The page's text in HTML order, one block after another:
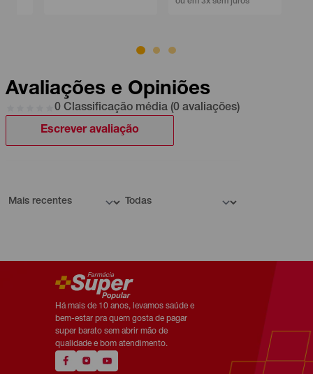
Avaliações e Opiniões
0 Classificação média (0 avaliações)
Escrever avaliação
Há mais de 10 anos, levamos saúde e
bem-estar pra quem gosta de pagar
super barato sem abrir mão de
qualidade e bom atendimento.